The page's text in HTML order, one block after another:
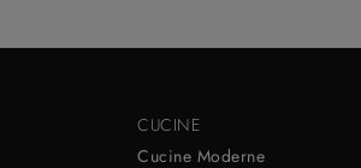
CUCINE
Cucine Moderne